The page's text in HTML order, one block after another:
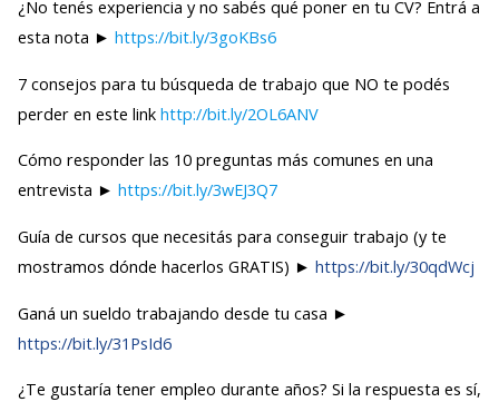
¿No tenés experiencia y no sabés qué poner en tu CV? Entrá a
esta nota ► https://bit.ly/3goKBs6
7 consejos para tu búsqueda de trabajo que NO te podés
perder en este link http://bit.ly/2OL6ANV
Cómo responder las 10 preguntas más comunes en una
entrevista ► https://bit.ly/3wEJ3Q7
Guía de cursos que necesitás para conseguir trabajo (y te
mostramos dónde hacerlos GRATIS) ► https://bit.ly/30qdWcj
Ganá un sueldo trabajando desde tu casa ►
https://bit.ly/31PsId6
¿Te gustaría tener empleo durante años? Si la respuesta es sí,